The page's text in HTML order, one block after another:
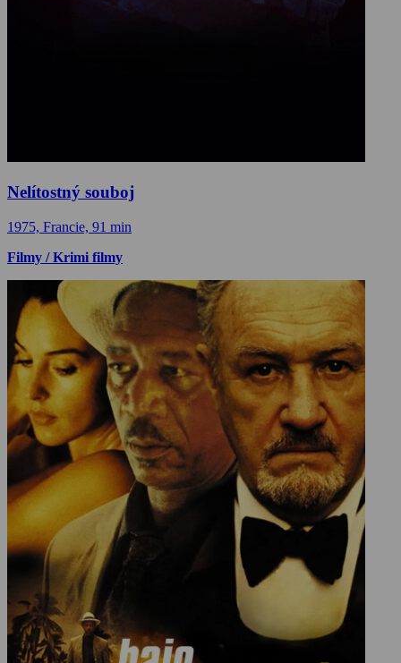
Nelítostný souboj
1975, Francie, 91 min
Filmy / Krimi filmy